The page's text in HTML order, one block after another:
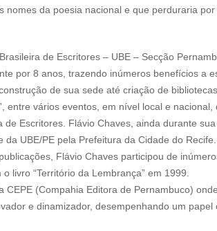
nomes da poesia nacional e que perduraria
de Escritores – UBE – Secção
por 8 anos, trazendo inúmeros benefícios a
de sua sede até criação de
entre vários eventos, em nível local e
de Escritores. Flávio Chaves, ainda durante
da UBE/PE pela Prefeitura da Cidade do Recife.
Flávio Chaves participou de
o livro “Território da Lembrança” em 1999.
CEPE (Compahia Editora de Pernambuco)
e dinamizador, desempenhando um papel